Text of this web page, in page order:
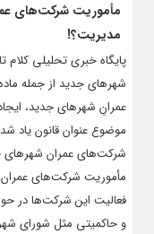
مأموریت شرکت‌های
مدیریت؟!
پایگاه خبری تحلیلی کلام
عمرانِ شهرهای جدید،
موضوع عنوان قانون یاد
شرکت‌های عمران شهرهای
مأموریت شرکت‌های
فعالیت این شرکت‌ها در
و حاکمیتی مثل شورای